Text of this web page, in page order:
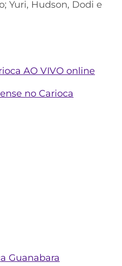
Yuri, Hudson, Dodi e
AO VIVO online
no Carioca
Guanabara